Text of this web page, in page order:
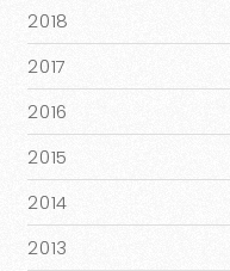
2018
2017
2016
2015
2014
2013